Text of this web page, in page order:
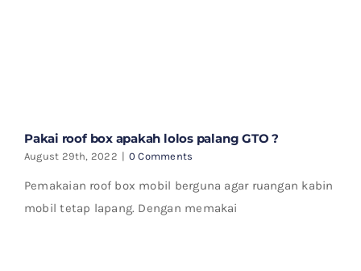
Pakai roof box apakah lolos palang GTO ?
August 29th, 2022 | 0 Comments
Pemakaian roof box mobil berguna agar ruangan kabin
mobil tetap lapang. Dengan memakai